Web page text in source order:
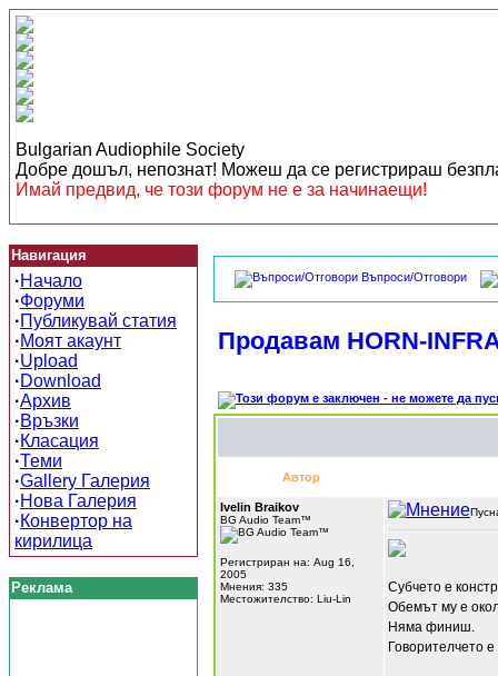
Bulgarian Audiophile Society
Добре дошъл, непознат! Можеш да се регистрираш
Имай предвид, че този форум не е за начинаещи!
Навигация
·Начало
·Форуми
·Публикувай статия
·Моят акаунт
·Upload
·Download
·Архив
·Връзки
·Класация
·Теми
·Gallery Галерия
·Нова Галерия
·Конвертор на
кирилица
Реклама
Въпроси/Отговори
Продавам HORN-
Автор
Ivelin Braikov
BG Audio Team™
Регистриран на: Aug 16,
2005
Мнения: 335
Местожителство: Liu-Lin
Субчето е
Обемът му е
Няма финиш.
Говорителчето